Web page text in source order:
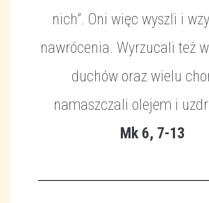
nich”. Oni więc wyszli i
nawrócenia. Wyrzucali też
duchów oraz wielu
namaszczali olejem i
Mk 6, 7-13